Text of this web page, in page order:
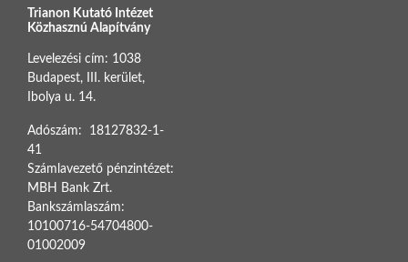
Trianon Kutató Intézet
Közhasznú Alapítvány
Levelezési cím: 1038
Budapest, III. kerület,
Ibolya u. 14.
Adószám: 18127832-1-
41
Számlavezető pénzintézet:
MBH Bank Zrt.
Bankszámlaszám:
10100716-54704800-
01002009